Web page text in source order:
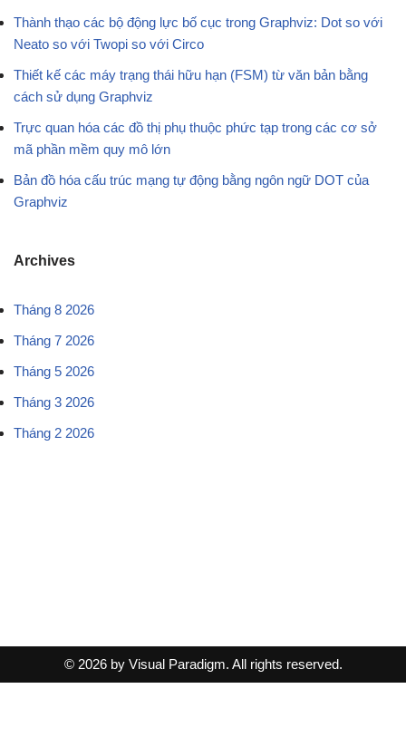
Thành thạo các bộ động lực bố cục trong Graphviz: Dot so với
Neato so với Twopi so với Circo
Thiết kế các máy trạng thái hữu hạn (FSM) từ văn bản bằng
cách sử dụng Graphviz
Trực quan hóa các đồ thị phụ thuộc phức tạp trong các cơ sở
mã phần mềm quy mô lớn
Bản đồ hóa cấu trúc mạng tự động bằng ngôn ngữ DOT của
Graphviz
Archives
Tháng 8 2026
Tháng 7 2026
Tháng 5 2026
Tháng 3 2026
Tháng 2 2026
© 2026 by Visual Paradigm. All rights reserved.